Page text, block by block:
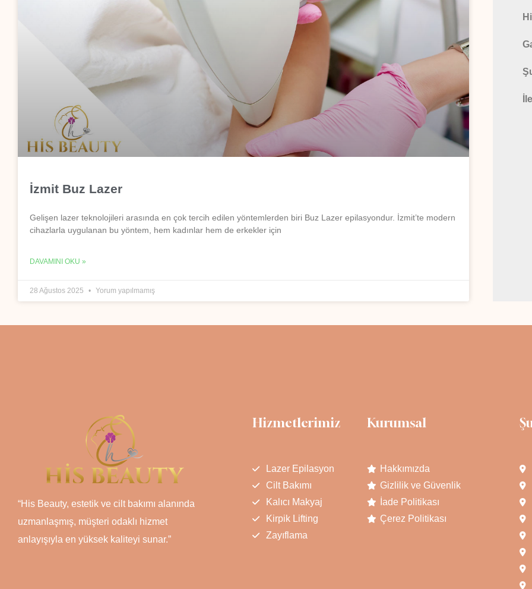
İzmit Buz Lazer
Gelişen lazer teknolojileri arasında en çok tercih edilen yöntemlerden biri Buz Lazer epilasyondur. İzmit’te modern
cihazlarla uygulanan bu yöntem, hem kadınlar hem de erkekler için
DAVAMINI OKU »
28 Ağustos 2025 Yorum yapılmamış
“His Beauty, estetik ve cilt bakımı alanında
uzmanlaşmış, müşteri odaklı hizmet
anlayışıyla en yüksek kaliteyi sunar.”
Hizmetlerimiz
Lazer Epilasyon
Cilt Bakımı
Kalıcı Makyaj
Kirpik Lifting
Zayıflama
Kurumsal
Hakkımızda
Gizlilik ve Güvenlik
İade Politikası
Çerez Politikası